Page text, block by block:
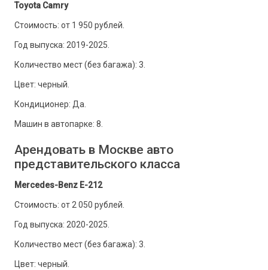
Toyota Camry
Стоимость: от 1 950 рублей.
Год выпуска: 2019-2025.
Количество мест (без багажа): 3.
Цвет: черный.
Кондиционер: Да.
Машин в автопарке: 8.
Арендовать в Москве авто
представительского класса
Mercedes-Benz E-212
Стоимость: от 2 050 рублей.
Год выпуска: 2020-2025.
Количество мест (без багажа): 3.
Цвет: черный.